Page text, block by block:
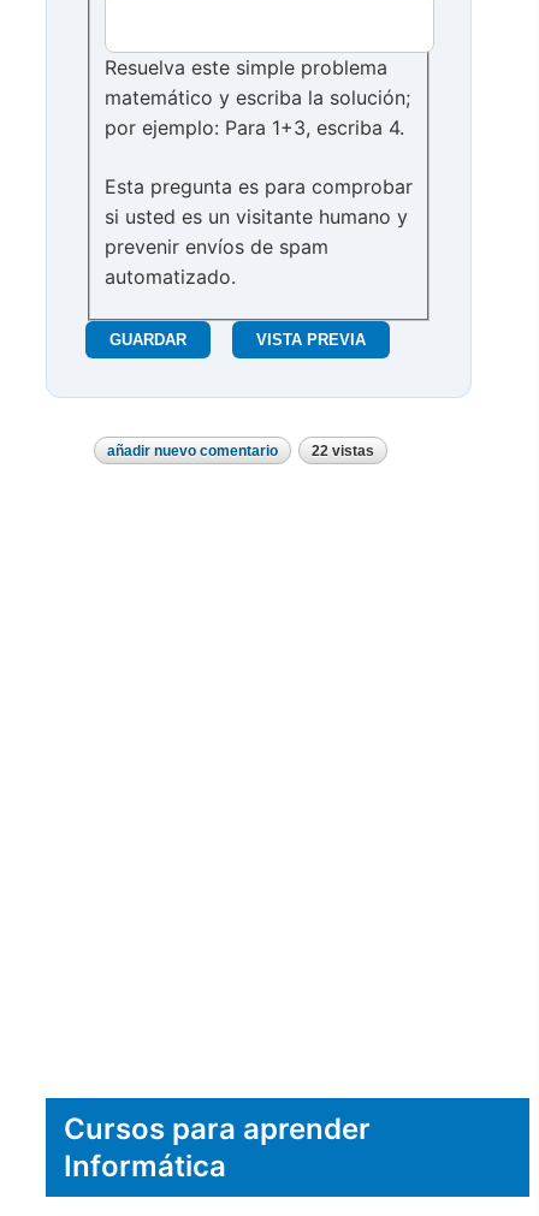
Resuelva este simple problema
matemático y escriba la solución;
por ejemplo: Para 1+3, escriba 4.
Esta pregunta es para comprobar
si usted es un visitante humano y
prevenir envíos de spam
automatizado.
añadir nuevo comentario 22 vistas
Cursos para aprender
Informática